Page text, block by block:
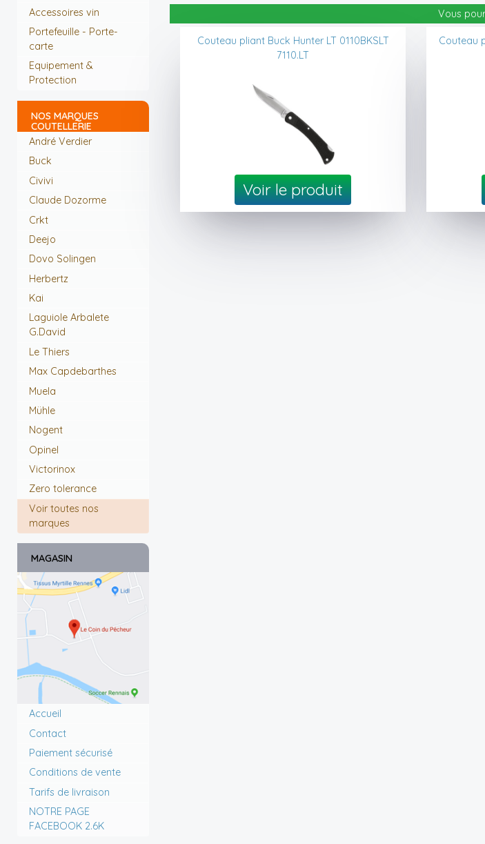
Accessoires vin
Portefeuille - Porte-
carte
Equipement &
Protection
NOS MARQUES
COUTELLERIE
André Verdier
Buck
Civivi
Claude Dozorme
Crkt
Deejo
Dovo Solingen
Herbertz
Kai
Laguiole Arbalete
G.David
Le Thiers
Max Capdebarthes
Muela
Mühle
Nogent
Opinel
Victorinox
Zero tolerance
Voir toutes nos
marques
MAGASIN
Accueil
Contact
Paiement sécurisé
Conditions de vente
Tarifs de livraison
NOTRE PAGE
FACEBOOK 2.6K
Vous
Couteau pliant Buck Hunter LT 0110BKSLT
7110.LT
Voir le produit
Couteau